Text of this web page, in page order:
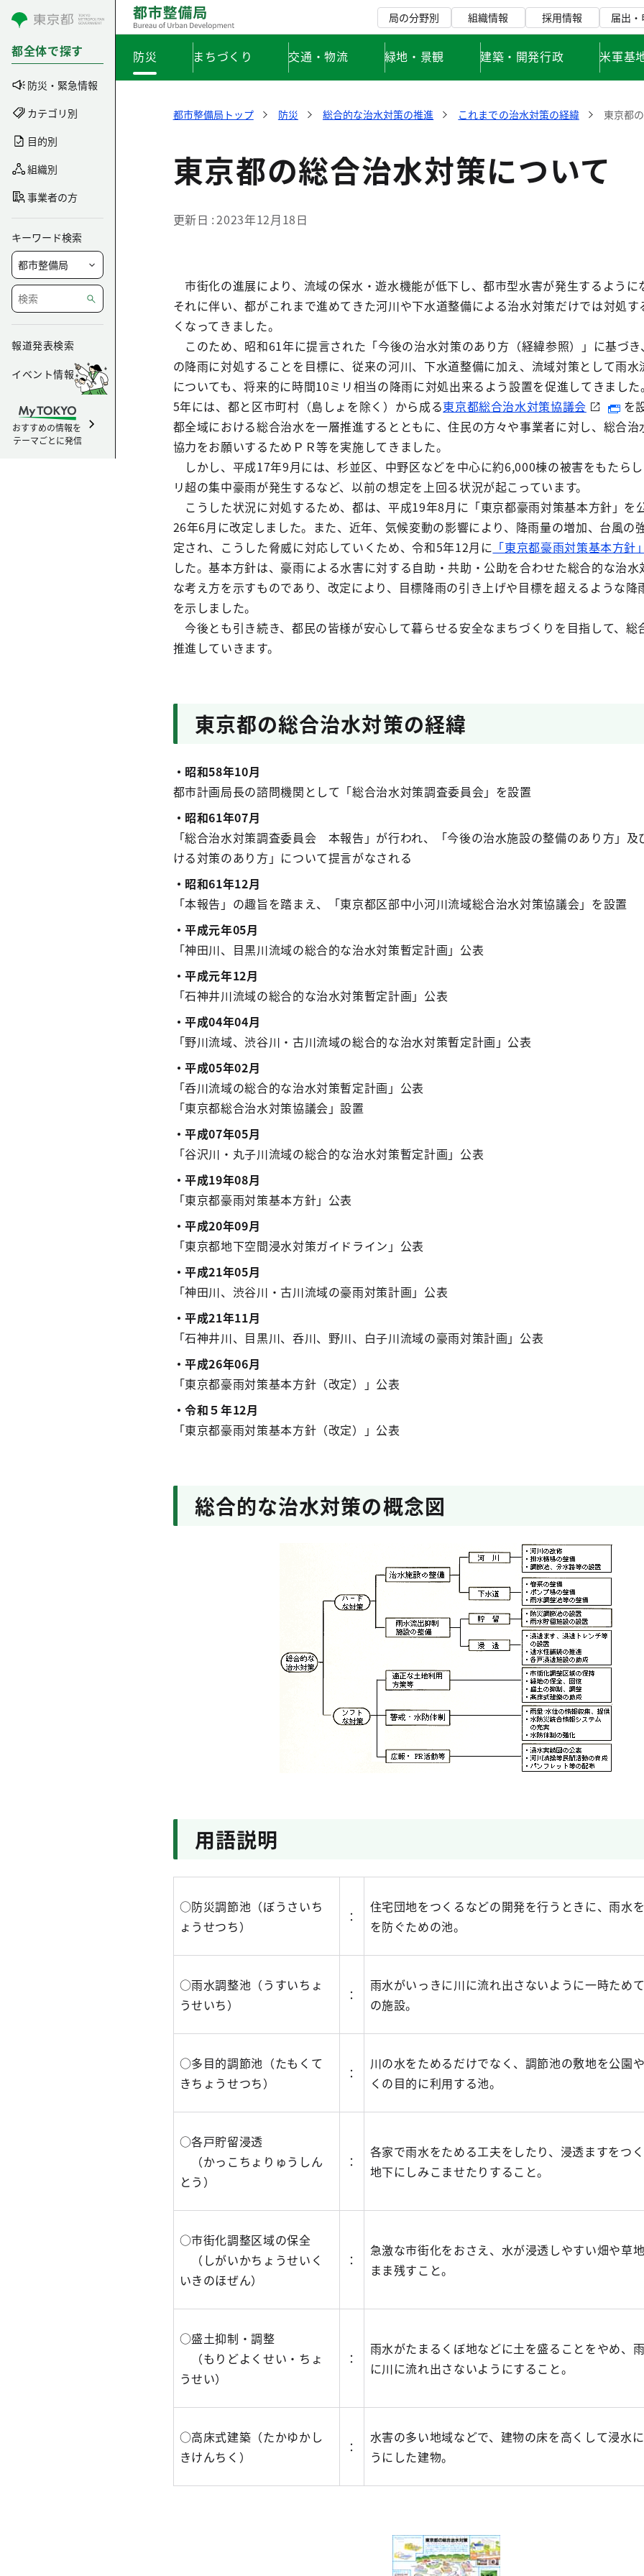
コンテンツにスキップ
都全体で探す
防災・緊急情報
カテゴリ別
目的別
組織別
事業者の方
キーワード検索
報道発表検索
イベント情報
おすすめの情報を
テーマごとに発信
局の分野別 組織情報 採用情報 届出
防災 まちづくり 交通・物流 緑地・景観 建築・開発行政 米軍基
都市整備局トップ 防災 総合的な治水対策の推進 これまでの治水対策の経緯 東京都
東京都の総合治水対策について
更新日 2023年12月18日
市街化の進展により、流域の保水・遊水機能が低下し、都市型水害が発生するように
それに伴い、都がこれまで進めてきた河川や下水道整備による治水対策だけでは対処す
くなってきました。
このため、昭和61年に提言された「今後の治水対策のあり方（経緯参照）」に基づき
の降雨に対処することを目標に、従来の河川、下水道整備に加え、流域対策として雨水
についても、将来的に時間10ミリ相当の降雨に対処出来るよう設置を促進してきまし
5年には、都と区市町村（島しょを除く）から成る東京都総合治水対策協議会
を
都全域における総合治水を一層推進するとともに、住民の方々や事業者に対し、総合治
協力をお願いするためＰＲ等を実施してきました。
しかし、平成17年9月には、杉並区、中野区などを中心に約6,000棟の被害をもたら
リ超の集中豪雨が発生するなど、以前の想定を上回る状況が起こっています。
こうした状況に対処するため、都は、平成19年8月に「東京都豪雨対策基本方針」を
26年6月に改定しました。また、近年、気候変動の影響により、降雨量の増加、台風の
定され、こうした脅威に対応していくため、令和5年12月に 「東京都豪雨対策基本方針」
した。基本方針は、豪雨による水害に対する自助・共助・公助を合わせた総合的な治水
な考え方を示すものであり、改定により、目標降雨の引き上げや目標を超えるような降
を示しました。
今後とも引き続き、都民の皆様が安心して暮らせる安全なまちづくりを目指して、総
推進していきます。
東京都の総合治水対策の経緯
・昭和58年10月
都市計画局長の諮問機関として「総合治水対策調査委員会」を設置
・昭和61年07月
「総合治水対策調査委員会 本報告」が行われ、「今後の治水施設の整備のあり方」及
ける対策のあり方」について提言がなされる
・昭和61年12月
「本報告」の趣旨を踏まえ、「東京都区部中小河川流域総合治水対策協議会」を設置
・平成元年05月
「神田川、目黒川流域の総合的な治水対策暫定計画」公表
・平成元年12月
「石神井川流域の総合的な治水対策暫定計画」公表
・平成04年04月
「野川流域、渋谷川・古川流域の総合的な治水対策暫定計画」公表
・平成05年02月
「呑川流域の総合的な治水対策暫定計画」公表
「東京都総合治水対策協議会」設置
・平成07年05月
「谷沢川・丸子川流域の総合的な治水対策暫定計画」公表
・平成19年08月
「東京都豪雨対策基本方針」公表
・平成20年09月
「東京都地下空間浸水対策ガイドライン」公表
・平成21年05月
「神田川、渋谷川・古川流域の豪雨対策計画」公表
・平成21年11月
「石神井川、目黒川、呑川、野川、白子川流域の豪雨対策計画」公表
・平成26年06月
「東京都豪雨対策基本方針（改定）」公表
・令和５年12月
「東京都豪雨対策基本方針（改定）」公表
総合的な治水対策の概念図
用語説明
○防災調節池（ぼうさいち
ょうせつち）
：
住宅団地をつくるなどの開発を行うときに、雨水
を防ぐための池。
○雨水調整池（うすいちょ
うせいち）
：
雨水がいっきに川に流れ出さないように一時ため
の施設。
○多目的調節池（たもくて
きちょうせつち）
：
川の水をためるだけでなく、調節池の敷地を公園
くの目的に利用する池。
○各戸貯留浸透
（かっこちょりゅうしん
とう）
：
各家で雨水をためる工夫をしたり、浸透ますをつ
地下にしみこませたりすること。
○市街化調整区域の保全
（しがいかちょうせいく
いきのほぜん）
：
急激な市街化をおさえ、水が浸透しやすい畑や草
まま残すこと。
○盛土抑制・調整
（もりどよくせい・ちょ
うせい）
：
雨水がたまるくぼ地などに土を盛ることをやめ、
に川に流れ出さないようにすること。
○高床式建築（たかゆかし
きけんちく）
：
水害の多い地域などで、建物の床を高くして浸水
うにした建物。